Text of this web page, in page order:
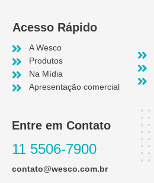
Acesso Rápido
A Wesco
Produtos
Na Mídia
Apresentação comercial
Entre em Contato
11 5506-7900
contato@wesco.com.br